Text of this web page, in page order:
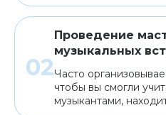
Проведение
музыкальных
Часто
чтобы вы смогли
музыкантами,